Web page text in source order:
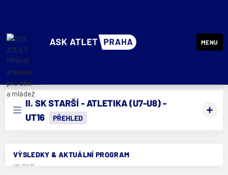
ASK ATLET PRAHA - atletika pro děti a mládež
MENU
II. SK STARŠÍ - ATLETIKA (U7-U8) -
UT16
PŘEHLED
VÝSLEDKY & AKTUÁLNÍ PROGRAM